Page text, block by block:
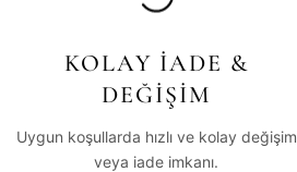
KOLAY İADE &
DEĞİŞİM
Uygun koşullarda hızlı ve kolay değişim
veya iade imkanı.